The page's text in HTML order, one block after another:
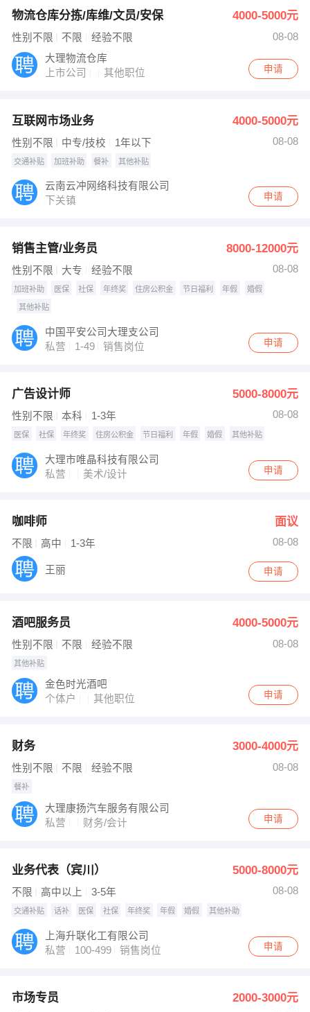
物流仓库分拣/库维/文员/安保 4000-5000元
性别不限 不限 经验不限
08-08
大理物流仓库
上市公司
其他职位 申请
互联网市场业务 4000-5000元
性别不限 中专/技校 1年以下 08-08
交通补贴 加班补助 餐补 其他补贴
云南云冲网络科技有限公司
下关镇
申请
销售主管/业务员 8000-12000元
性别不限 大专 经验不限 08-08
加班补助 医保 社保 年终奖 住房公积金 节日福利 年假 婚假
其他补贴
中国平安公司大理支公司
私营
1-49 销售岗位 申请
广告设计师 5000-8000元
性别不限 本科 1-3年 08-08
医保 社保 年终奖 住房公积金 节日福利 年假 婚假 其他补贴
大理市唯晶科技有限公司
私营
美术/设计 申请
咖啡师 面议
不限 高中 1-3年 08-08
王丽 申请
酒吧服务员 4000-5000元
性别不限 不限 经验不限 08-08
其他补贴
金色时光酒吧
个体户
其他职位 申请
财务 3000-4000元
性别不限 不限 经验不限 08-08
餐补
大理康扬汽车服务有限公司
私营
财务/会计 申请
业务代表（宾川） 5000-8000元
不限 高中以上 3-5年 08-08
交通补贴 话补 医保 社保 年终奖 年假 婚假 其他补助
上海升联化工有限公司
私营
100-499 销售岗位 申请
市场专员 2000-3000元